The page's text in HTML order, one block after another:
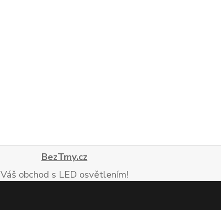
BezTmy.cz
Váš obchod s LED osvětlením!